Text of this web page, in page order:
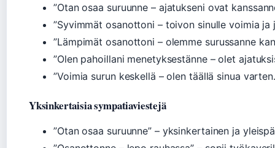
”Otan osaa suruunne – ajatukseni ovat
”Syvimmät osanottoni – toivon sinulle voimia ja
”Lämpimät osanottoni – olemme surussanne
”Olen pahoillani menetyksestänne – olet
”Voimia surun keskellä – olen täällä sinua
Yksinkertaisia sympatiaviestejä
”Otan osaa suruunne” – yksinkertainen ja